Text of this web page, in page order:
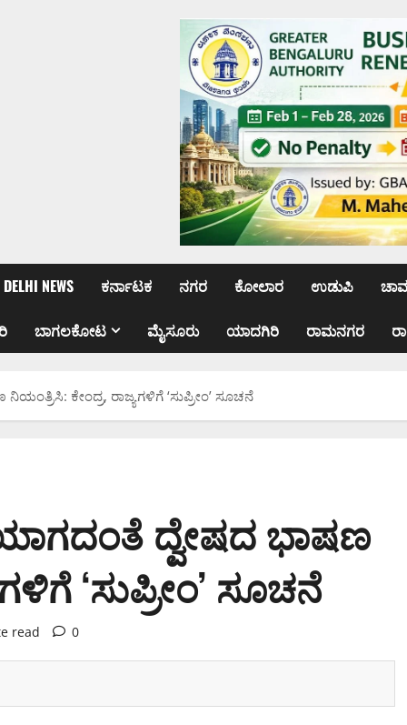
DELHI NEWS ಕರ್ನಾಟಕ ನಗರ ಕೋಲಾರ ಉಡುಪಿ
ಬಾಗಲಕೋಟ ಮೈಸೂರು ಯಾದಗಿರಿ ರಾಮನಗರ
ನಿಯಂತ್ರಿಸಿ: ಕೇಂದ್ರ, ರಾಜ್ಯಗಳಿಗೆ ‘ಸುಪ್ರೀಂ’ ಸೂಚನೆ
ದ್ವೇಷದ ಭಾಷಣ
‘ಸುಪ್ರೀಂ’ ಸೂಚನೆ
read 0